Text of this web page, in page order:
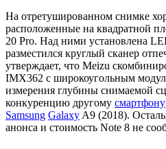
На отретушированном снимке
расположенные на квадратной
20 Pro. Над ними установлена
разместился круглый сканер
утверждает, что Meizu
IMX362 с широкоугольным
измерения глубины снимаемой
конкуренцию другому смартфону
Samsung Galaxy A9 (2018).
анонса и стоимость Note 8 не